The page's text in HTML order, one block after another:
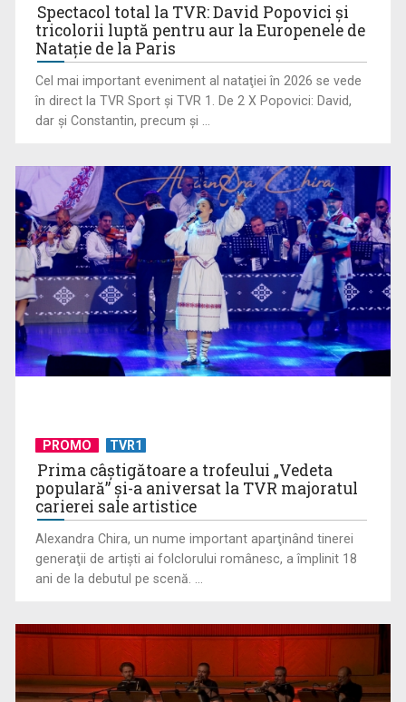
Spania cucerește al doilea titlu mondial din istorie după o
finală dramatică ...
Spectacol total la TVR: David Popovici și
tricolorii luptă pentru aur la Europenele de
Natație de la Paris
Cel mai important eveniment al nataţiei în 2026 se vede
în direct la TVR Sport şi TVR 1. De 2 X Popovici: David,
dar şi Constantin, precum şi ...
PROMO TVR1
Prima câştigătoare a trofeului „Vedeta
populară” şi-a aniversat la TVR majoratul
carierei sale artistice
Alexandra Chira, un nume important aparţinând tinerei
generaţii de artişti ai folclorului românesc, a împlinit 18
ani de la debutul pe scenă. ...